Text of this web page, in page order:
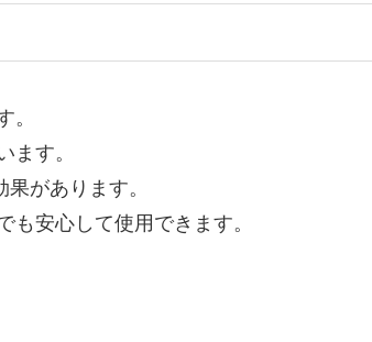
。
ます。
があります。
安心して使用できます。